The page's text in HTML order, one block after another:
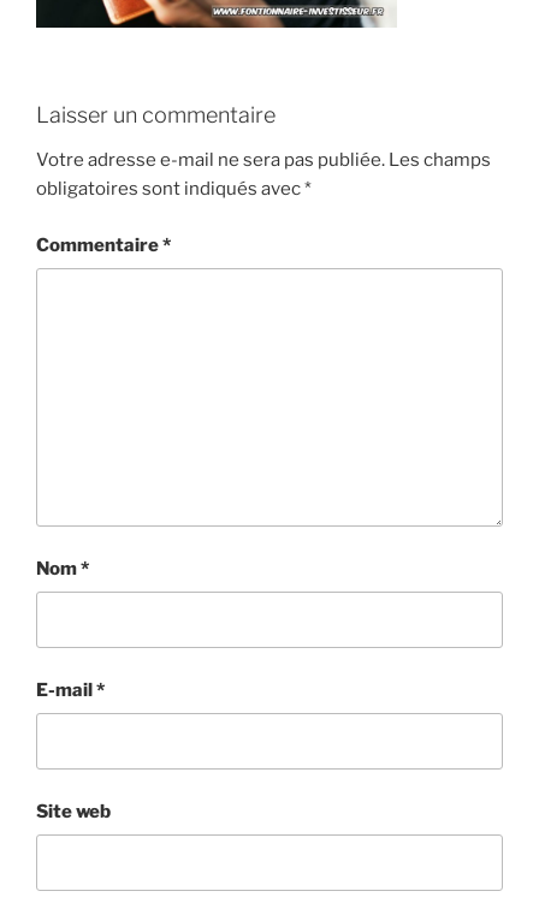
Laisser un commentaire
Votre adresse e-mail ne sera pas publiée. Les champs
obligatoires sont indiqués avec*
Commentaire*
Nom*
E-mail*
Site web